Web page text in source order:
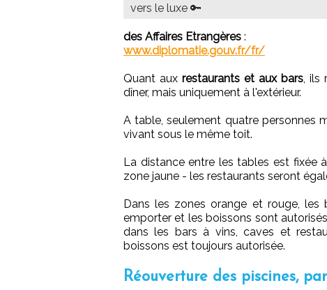
vers le luxe 🔑
des Affaires Etrangères :
www.diplomatie.gouv.fr/fr/
Quant aux restaurants et aux bars ,
dîner, mais uniquement à l'extérieur.
A table, seulement quatre personnes
vivant sous le même toit.
La distance entre les tables est fixée
zone jaune - les restaurants seront
Dans les zones orange et rouge,
emporter et les boissons sont
dans les bars à vins, caves et
boissons est toujours autorisée.
Réouverture des piscines,